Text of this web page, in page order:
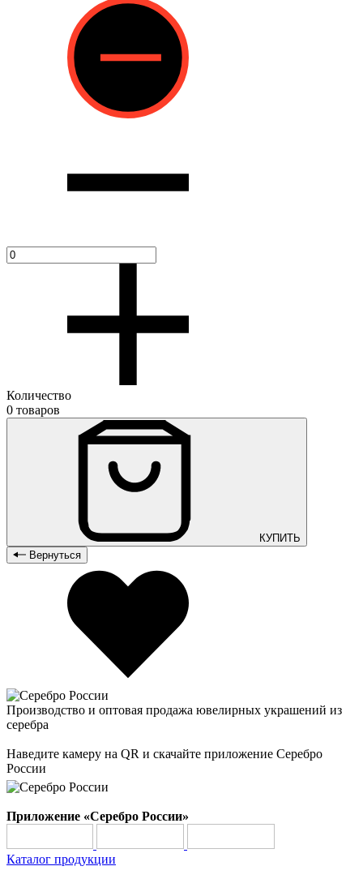
Количество
0 товаров
КУПИТЬ
Вернуться
Производство и оптовая продажа ювелирных украшений из
серебра
Наведите камеру на QR и скачайте приложение Серебро
России
Приложение «Серебро России»
Каталог продукции